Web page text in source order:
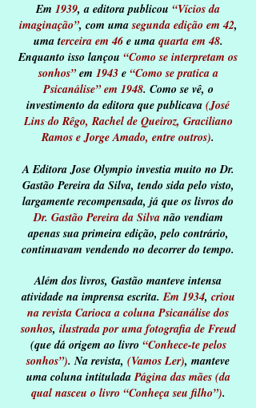
Em 1939, a editora publicou “Vícios da
imaginação”, com umasegunda edição em 42,
uma terceira em 46e uma quarta em 48.
Enquanto isso lançou “Como se interpretam os
sonhos”em 1943 e “Como se pratica a
Psicanálise” em 1948. Como se vê, o
investimento da editora que publicava (José
Lins do Rêgo, Rachel de Queiroz, Graciliano
Ramos e Jorge Amado, entre outros).
A Editora Jose Olympio investia muito no Dr.
Gastão Pereira da Silva, tendo sida pelo visto,
largamente recompensada, já que os livros do
Dr. Gastão Pereira da Silva não vendiam
apenas sua primeira edição, pelo contrário,
continuavam vendendo no decorrer do tempo.
Além dos livros, Gastão manteve intensa
atividade na imprensa escrita.Em 1934, criou
na revista Carioca a coluna Psicanálise dos
sonhos, ilustrada por uma fotografia de Freud
(que dá origem ao livro “Conhece-te pelos
sonhos”). Na revista, (Vamos Ler), manteve
uma coluna intituladaPágina das mães (da
qual nasceu o livro “Conheça seu filho”).